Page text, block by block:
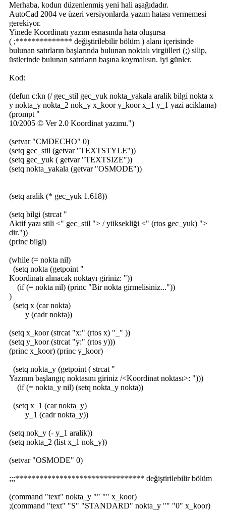
Merhaba, kodun düzenlenmiş yeni hali aşağıdadır.
AutoCad 2004 ve üzeri versiyonlarda yazım hatası vermemesi
gerekiyor.
Yinede Koordinatı yazım esnasında hata oluşursa
( ;************** değiştirilebilir bölüm ) alanı içerisinde
bulunan satırların başlarında bulunan noktalı virgülleri (;) silip,
üstlerinde bulunan satırların başına koymalısın. iyi günler.
Kod:
(defun c:kn (/ gec_stil gec_yuk nokta_yakala aralik bilgi nokta x
y nokta_y nokta_2 nok_y x_koor y_koor x_1 y_1 yazi aciklama)
(prompt "
10/2005 © Ver 2.0 Koordinat yazımı.")
(setvar "CMDECHO" 0)
(setq gec_stil (getvar "TEXTSTYLE"))
(setq gec_yuk ( getvar "TEXTSIZE"))
(setq nokta_yakala (getvar "OSMODE"))
(setq aralik (* gec_yuk 1.618))
(setq bilgi (strcat "
Aktif yazı stili <" gec_stil "> / yüksekliği <" (rtos gec_yuk) ">
dir."))
(princ bilgi)
(while (= nokta nil)
(setq nokta (getpoint "
Koordinatı alınacak noktayı giriniz: "))
(if (= nokta nil) (princ "Bir nokta girmelisiniz..."))
)
(setq x (car nokta)
y (cadr nokta))
(setq x_koor (strcat "x:" (rtos x) "_" ))
(setq y_koor (strcat "y:" (rtos y)))
(princ x_koor) (princ y_koor)
(setq nokta_y (getpoint ( strcat "
Yazının başlangıç noktasını giriniz /<Koordinat noktası>: ")))
(if (= nokta_y nil) (setq nokta_y nokta))
(setq x_1 (car nokta_y)
y_1 (cadr nokta_y))
(setq nok_y (- y_1 aralik))
(setq nokta_2 (list x_1 nok_y))
(setvar "OSMODE" 0)
;;;******************************** değiştirilebilir bölüm
(command "text" nokta_y "" "" x_koor)
;(command "text" "S" "STANDARD" nokta_y "" "0" x_koor)